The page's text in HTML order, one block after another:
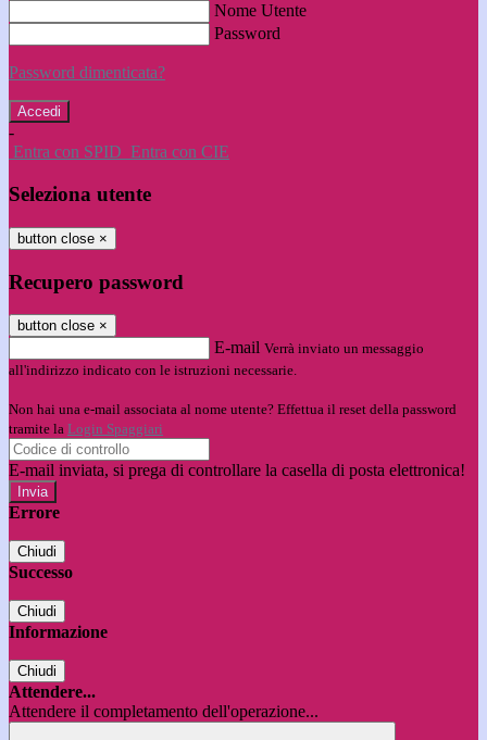
Nome Utente
Password
Password dimenticata?
-
Entra con SPID Entra con CIE
Seleziona utente
button close ×
Recupero password
button close ×
E-mail Verrà inviato un messaggio
all'indirizzo indicato con le istruzioni necessarie.
Non hai una e-mail associata al nome utente? Effettua il reset della password
tramite la Login Spaggiari
E-mail inviata, si prega di controllare la casella di posta elettronica!
Errore
Chiudi
Successo
Chiudi
Informazione
Chiudi
Attendere...
Attendere il completamento dell'operazione...